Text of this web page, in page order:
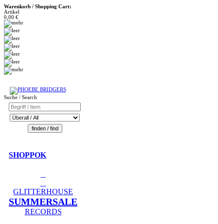
Warenkorb / Shopping Cart:
Artikel
0,00 €
Suche / Search
SHOPPOK
GLITTERHOUSE
SUMMERSALE
RECORDS